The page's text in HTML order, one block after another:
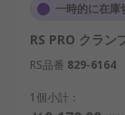
一時的に在庫
RS PRO クラ
RS品番 829-6164
1個小計：